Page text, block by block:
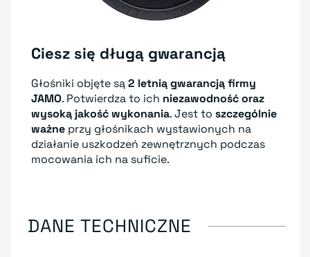
Ciesz się długą gwarancją
Głośniki objęte są2 letnią gwarancją firmy
JAMO. Potwierdza to ich niezawodność oraz
wysoką jakość wykonania. Jest to szczególnie
ważne przy głośnikach wystawionych na
działanie uszkodzeń zewnętrznych podczas
mocowania ich na suficie.
DANE TECHNICZNE